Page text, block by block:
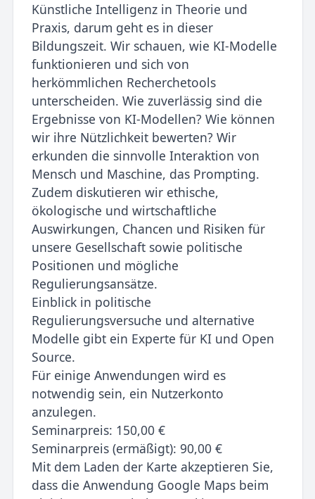
Künstliche Intelligenz in Theorie und
Praxis, darum geht es in dieser
Bildungszeit. Wir schauen, wie KI-Modelle
funktionieren und sich von
herkömmlichen Recherchetools
unterscheiden. Wie zuverlässig sind die
Ergebnisse von KI-Modellen? Wie können
wir ihre Nützlichkeit bewerten? Wir
erkunden die sinnvolle Interaktion von
Mensch und Maschine, das Prompting.
Zudem diskutieren wir ethische,
ökologische und wirtschaftliche
Auswirkungen, Chancen und Risiken für
unsere Gesellschaft sowie politische
Positionen und mögliche
Regulierungsansätze.
Einblick in politische
Regulierungsversuche und alternative
Modelle gibt ein Experte für KI und Open
Source.
Für einige Anwendungen wird es
notwendig sein, ein Nutzerkonto
anzulegen.
Seminarpreis: 150,00 €
Seminarpreis (ermäßigt): 90,00 €
Mit dem Laden der Karte akzeptieren Sie,
dass die Anwendung Google Maps beim